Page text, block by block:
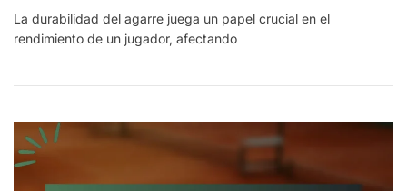
Del
El
Experiencia
La durabilidad del agarre juega un papel crucial en el
rendimiento de un jugador, afectando